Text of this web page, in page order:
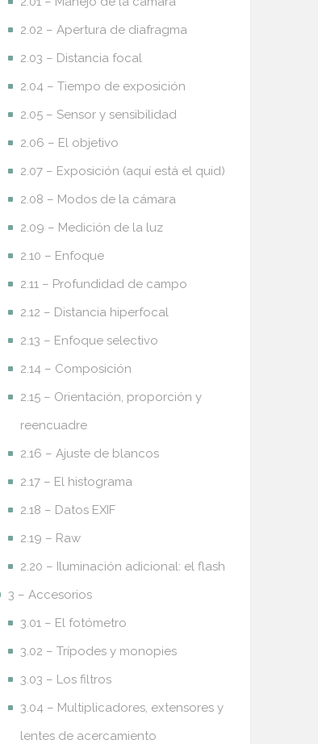
2.02 – Apertura de diafragma
2.03 – Distancia focal
2.04 – Tiempo de exposición
2.05 – Sensor y sensibilidad
2.06 – El objetivo
2.07 – Exposición (aquí está el quid)
2.08 – Modos de la cámara
2.09 – Medición de la luz
2.10 – Enfoque
2.11 – Profundidad de campo
2.12 – Distancia hiperfocal
2.13 – Enfoque selectivo
2.14 – Composición
2.15 – Orientación, proporción y
reencuadre
2.16 – Ajuste de blancos
2.17 – El histograma
2.18 – Datos EXIF
2.19 – Raw
2.20 – Iluminación adicional: el flash
3 – Accesorios
3.01 – El fotómetro
3.02 – Trípodes y monopies
3.03 – Los filtros
3.04 – Multiplicadores, extensores y
lentes de acercamiento